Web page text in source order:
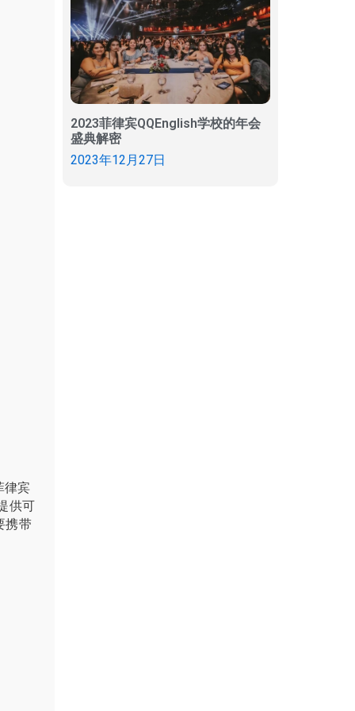
律宾
供可
携带
2023菲律宾QQEnglish学校的年会
盛典解密
2023年12月27日